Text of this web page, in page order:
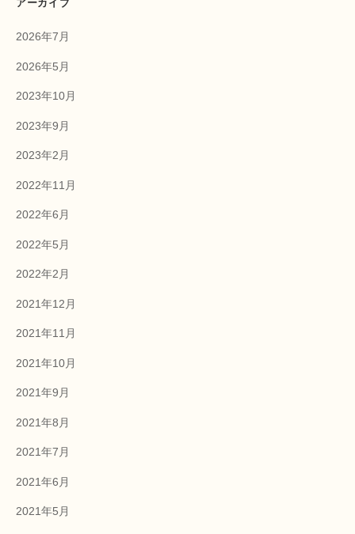
アーカイブ
2026年7月
2026年5月
2023年10月
2023年9月
2023年2月
2022年11月
2022年6月
2022年5月
2022年2月
2021年12月
2021年11月
2021年10月
2021年9月
2021年8月
2021年7月
2021年6月
2021年5月